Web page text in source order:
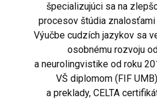
špecializujúci sa na
procesov štúdia
Výučbe cudzích jazykov sa
osobnému rozvoju
a neurolingvistike od roku
VŠ diplomom (FIF
a preklady, CELTA